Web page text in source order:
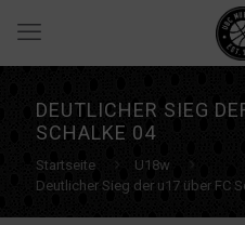
DEUTLICHER SIEG
SCHALKE 04
Startseite
U18w
Deutlicher Sieg der u17 über FC